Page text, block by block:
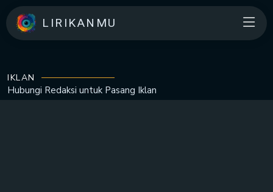
LIRIKANMU
IKLAN
Hubungi Redaksi untuk Pasang Iklan